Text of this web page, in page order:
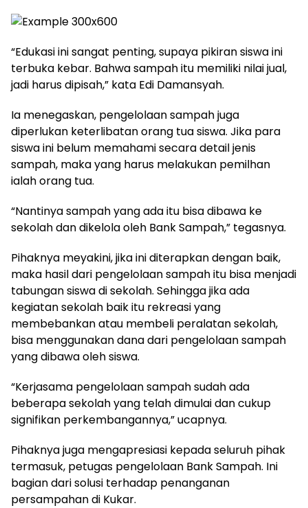
“Edukasi ini sangat penting, supaya pikiran siswa ini
terbuka kebar. Bahwa sampah itu memiliki nilai jual,
jadi harus dipisah,” kata Edi Damansyah.
Ia menegaskan, pengelolaan sampah juga
diperlukan keterlibatan orang tua siswa. Jika para
siswa ini belum memahami secara detail jenis
sampah, maka yang harus melakukan pemilhan
ialah orang tua.
“Nantinya sampah yang ada itu bisa dibawa ke
sekolah dan dikelola oleh Bank Sampah,” tegasnya.
Pihaknya meyakini, jika ini diterapkan dengan baik,
maka hasil dari pengelolaan sampah itu bisa menjadi
tabungan siswa di sekolah. Sehingga jika ada
kegiatan sekolah baik itu rekreasi yang
membebankan atau membeli peralatan sekolah,
bisa menggunakan dana dari pengelolaan sampah
yang dibawa oleh siswa.
“Kerjasama pengelolaan sampah sudah ada
beberapa sekolah yang telah dimulai dan cukup
signifikan perkembangannya,” ucapnya.
Pihaknya juga mengapresiasi kepada seluruh pihak
termasuk, petugas pengelolaan Bank Sampah. Ini
bagian dari solusi terhadap penanganan
persampahan di Kukar.